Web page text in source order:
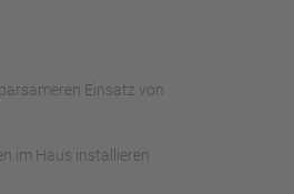
Einsatz von
im Haus installieren